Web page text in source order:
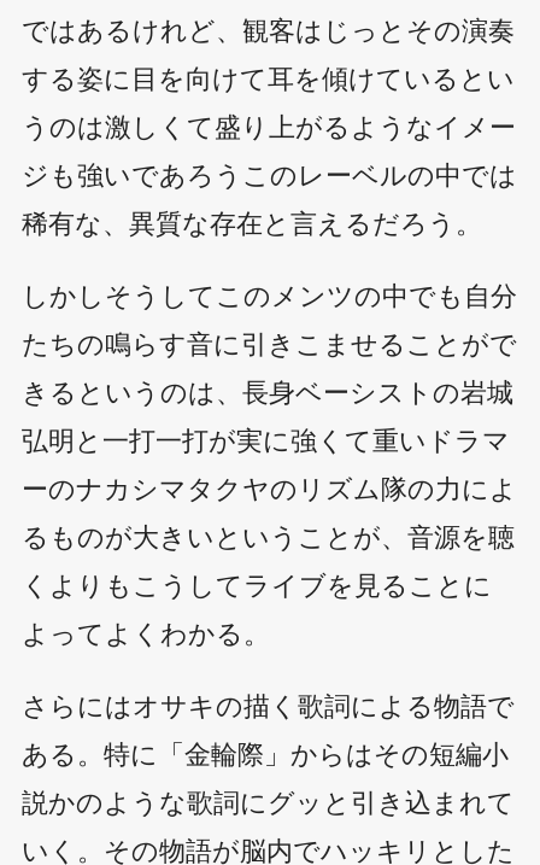
ではあるけれど、観客はじっとその演奏
する姿に目を向けて耳を傾けているとい
うのは激しくて盛り上がるようなイメー
ジも強いであろうこのレーベルの中では
稀有な、異質な存在と言えるだろう。
しかしそうしてこのメンツの中でも自分
たちの鳴らす音に引きこませることがで
きるというのは、長身ベーシストの岩城
弘明と一打一打が実に強くて重いドラマ
ーのナカシマタクヤのリズム隊の力によ
るものが大きいということが、音源を聴
くよりもこうしてライブを見ることに
よってよくわかる。
さらにはオサキの描く歌詞による物語で
ある。特に「金輪際」からはその短編小
説かのような歌詞にグッと引き込まれて
いく。その物語が脳内でハッキリとした